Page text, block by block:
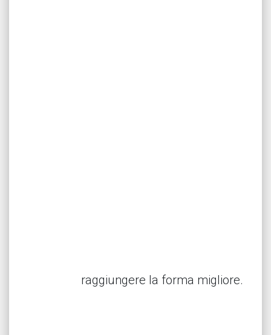
raggiungere la forma migliore.